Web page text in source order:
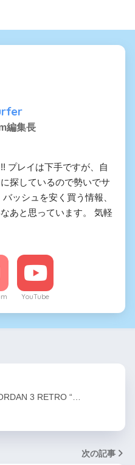
編集長
プレイは下手ですが、自
探しているので勢いでサ
ッシュを安く買う情報、
あと思っています。 気軽
YouTube
3 RETRO “…
次の記事